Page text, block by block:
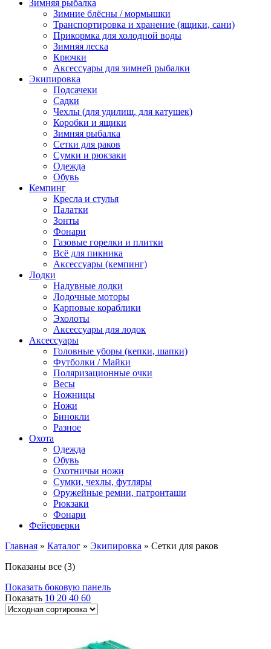
Зимняя рыбалка
Зимние блёсны / мормышки
Транспортировка и хранение (ящики, сани)
Прикормка для холодной воды
Зимняя леска
Крючки
Аксессуары для зимней рыбалки
Экипировка
Подсачеки
Садки
Чехлы (для удилищ, для катушек)
Коробки и ящики
Зимняя рыбалка
Сетки для раков
Сумки и рюкзаки
Одежда
Обувь
Кемпинг
Кресла и стулья
Палатки
Зонты
Фонари
Газовые горелки и плитки
Всё для пикника
Аксессуары (кемпинг)
Лодки
Надувные лодки
Лодочные моторы
Карповые кораблики
Эхолоты
Аксессуары для лодок
Аксессуары
Головные уборы (кепки, шапки)
Футболки / Майки
Поляризационные очки
Весы
Ножницы
Ножи
Бинокли
Разное
Охота
Одежда
Обувь
Охотничьи ножи
Сумки, чехлы, футляры
Оружейные ремни, патронташи
Рюкзаки
Фонари
Фейерверки
Главная » Каталог » Экипировка » Сетки для раков
Показаны все (3)
Показать боковую панель
Показать 10 20 40 60